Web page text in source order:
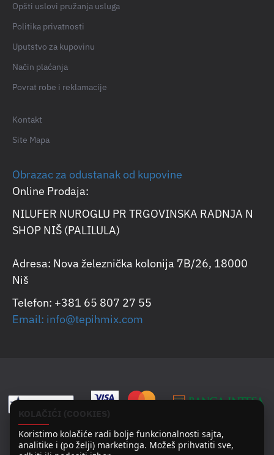
Opšti uslovi pružanja usluga
Politika privatnosti
Uputstvo za kupovinu
Način plaćanja
Povrat robe i reklamacije
Kontakt
Site Mapa
Obrazac za odustanak od kupovine
Online Prodaja:
NILUFER NUROGLU PR TRGOVINSKA RADNJA N
SHOP NIŠ (PALILULA)
Adresa: Nova železnička kolonija 7B/26, 18000
Niš
Telefon: +381 65 807 27 55
Email: info@tepihmix.com
KOLAČIĆI (COOKIES)
Koristimo kolačiće radi bolje funkcionalnosti sajta,
analitike i (po želji) marketinga. Možeš prihvatiti sve,